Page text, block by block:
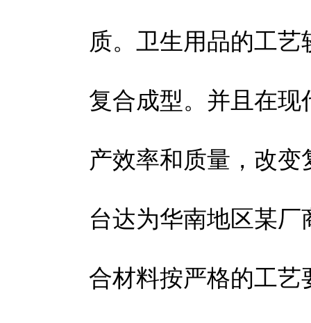
质。卫生用品的工
复合成型。并且在
产效率和质量，改
台达为华南地区某
合材料按严格的工